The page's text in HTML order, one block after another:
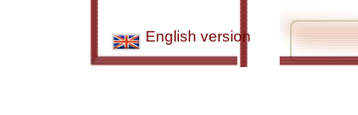
English version